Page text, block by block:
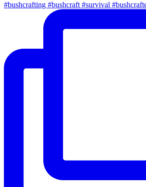
#bushcrafting #bushcraft #survival